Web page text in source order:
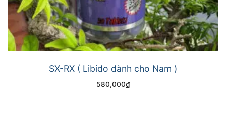
SX-RX ( Libido dành cho Nam )
580,000₫